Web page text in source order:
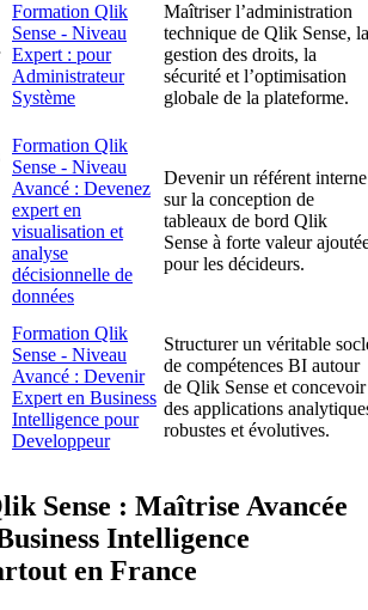
Formation Qlik
Sense - Niveau
Expert : pour
Administrateur
Système
Maîtriser l’administration
technique de Qlik Sense, la
gestion des droits, la
sécurité et l’optimisation
globale de la plateforme.
Formation Qlik
Sense - Niveau
Avancé : Devenez
expert en
visualisation et
analyse
décisionnelle de
données
Devenir un référent interne
sur la conception de
tableaux de bord Qlik
Sense à forte valeur
pour les décideurs.
Formation Qlik
Sense - Niveau
Avancé : Devenir
Expert en Business
Intelligence pour
Developpeur
Structurer un véritable
de compétences BI autour
de Qlik Sense et concevoir
des applications
robustes et évolutives.
Sense : Maîtrise Avancée
Intelligence
en France